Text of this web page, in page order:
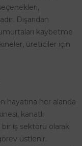
Dışarıdan
kaybetme
üreticiler için
hayatına her alanda
kanatlı
iş sektörü olarak
üstlenir.